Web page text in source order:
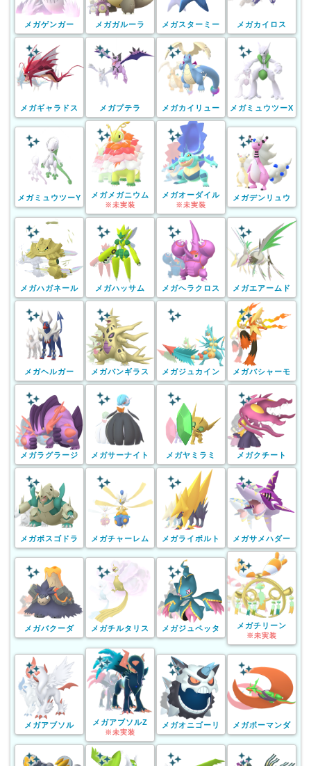
メガゲンガー メガガルーラ メガスターミー メガカイロス
メガギャラドス メガプテラ メガカイリュー メガミュウツーX
メガミュウツーY メガメガニウム
※未実装
メガオーダイル
※未実装
メガデンリュウ
メガハガネール メガハッサム メガヘラクロス メガエアームド
メガヘルガー メガバンギラス メガジュカイン メガバシャーモ
メガラグラージ メガサーナイト メガヤミラミ メガクチート
メガボスゴドラ メガチャーレム メガライボルト メガサメハダー
メガバクーダ メガチルタリス メガジュペッタ メガチリーン
※未実装
メガアブソル メガアブソルZ
※未実装
メガオニゴーリ メガボーマンダ